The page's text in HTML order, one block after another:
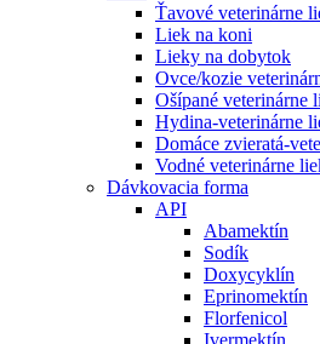
Ťavové veterinárne
Liek na koni
Lieky na dobytok
Ovce/kozie
Ošípané veterinárne
Hydina-veterinárne
Domáce zvieratá-
Vodné veterinárne
Dávkovacia forma
API
Abamektín
Sodík
Doxycyklín
Eprinomektín
Florfenicol
Ivermektín